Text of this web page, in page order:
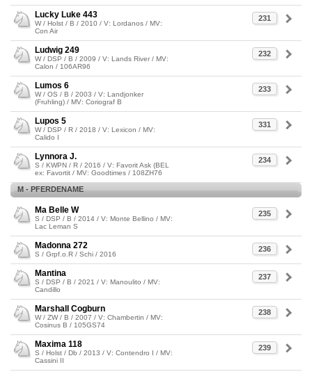
231
Lucky Luke 443
W / Holst / B / 2010 / V: Lordanos / MV:
Con Air
232
Ludwig 249
W / DSP / B / 2009 / V: Lands River / MV:
Calon / 106AR96
233
Lumos 6
W / OS / B / 2003 / V: Landjonker
(Fruhling) / MV: Coriograf B
331
Lupos 5
W / DSP / R / 2018 / V: Lexicon / MV:
Calido I
234
Lynnora J.
S / KWPN / R / 2016 / V: Favorit Ask (BEL
ex: Favortit / MV: Goodtimes / 108ZH76
M - PFERDENAME
235
Ma Belle W
S / DSP / B / 2014 / V: Monte Bellino / MV:
Lac Leman S
236
Madonna 272
S / Grpf.o.R / Schi / 2016
237
Mantina
S / DSP / B / 2021 / V: Manoulito / MV:
Candillo
238
Marshall Cogburn
W / ZW / B / 2007 / V: Chambertin / MV:
Cosinus B / 105GS74
239
Maxima 118
S / Holst / Db / 2013 / V: Contendro I / MV:
Cassini II